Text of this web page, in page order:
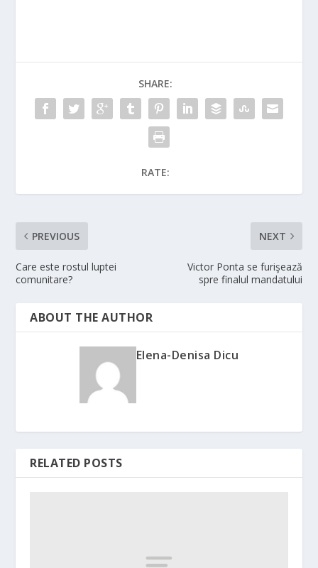
SHARE:
RATE:
PREVIOUS
Care este rostul luptei
comunitare?
NEXT
Victor Ponta se furişează
spre finalul mandatului
ABOUT THE AUTHOR
Elena-Denisa Dicu
RELATED POSTS